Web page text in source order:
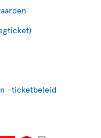
–ticketbeleid